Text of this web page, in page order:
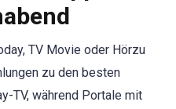
TV Movie oder Hörzu
zu den besten
TV, während Portale mit